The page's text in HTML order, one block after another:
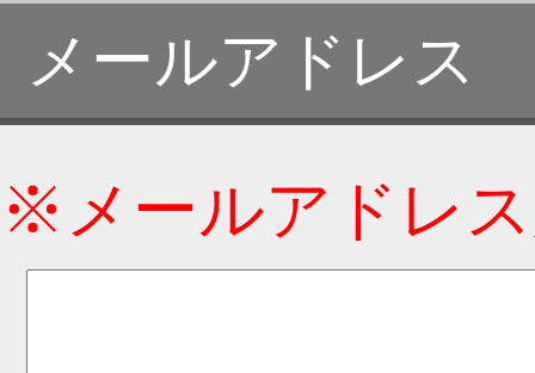
メールアドレス
※メールアドレ